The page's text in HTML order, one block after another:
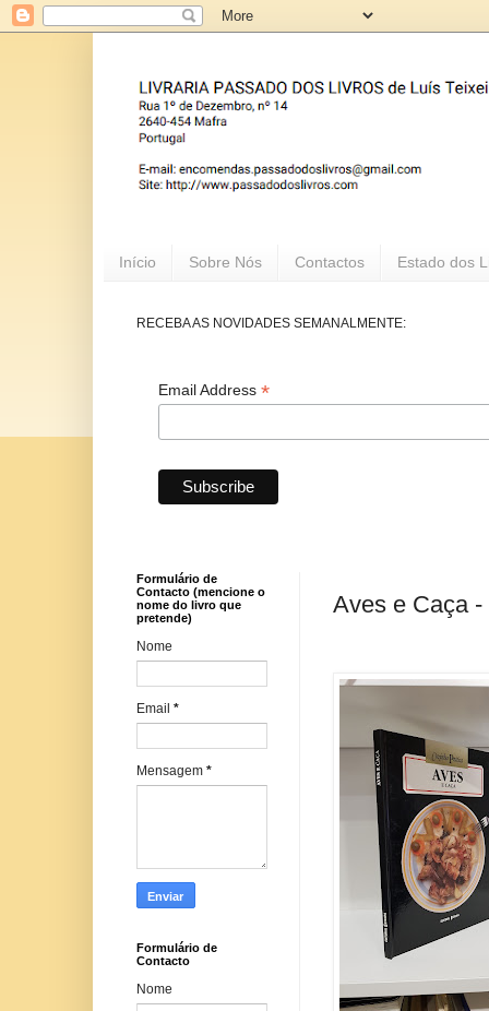
Início Sobre Nós Contactos Estado dos
RECEBA AS NOVIDADES SEMANALMENTE:
Email Address *
Aves e Caça
Formulário de
Contacto (mencione o
nome do livro que
pretende)
Nome
Email *
Mensagem *
Formulário de
Contacto
Nome